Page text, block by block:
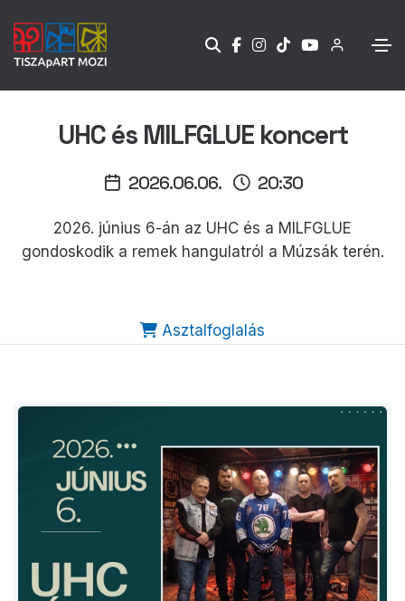
UHC és MILFGLUE koncert
2026.06.06. 20:30
2026. június 6-án az UHC és a MILFGLUE
gondoskodik a remek hangulatról a Múzsák terén.
Asztalfoglalás